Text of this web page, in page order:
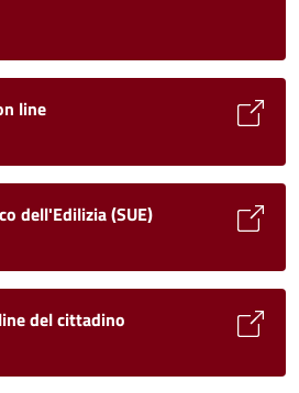
line
dell'Edilizia (SUE)
del cittadino